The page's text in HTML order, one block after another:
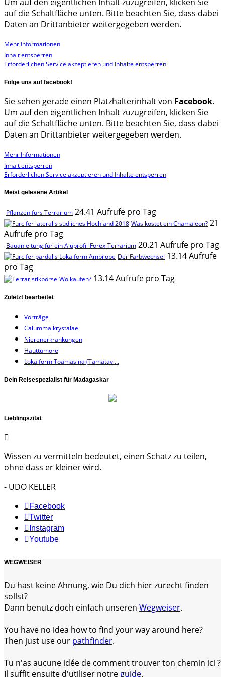
auf die Schaltfläche unten. Bitte beachten Sie, dass dabei
Daten an Drittanbieter weitergegeben werden.
Mehr Informationen
Inhalt entsperren
Erforderlichen Service akzeptieren und Inhalte entsperren
Folge uns auf facebook!
Sie sehen gerade einen Platzhalterinhalt von Facebook.
Um auf den eigentlichen Inhalt zuzugreifen, klicken Sie
auf die Schaltfläche unten. Bitte beachten Sie, dass dabei
Daten an Drittanbieter weitergegeben werden.
Mehr Informationen
Inhalt entsperren
Erforderlichen Service akzeptieren und Inhalte entsperren
Meist gelesene Artikel
Pflanzen fürs Terrarium 24.41 Aufrufe pro Tag
Was kostet ein Chamäleon? 21
Aufrufe pro Tag
Bauanleitung für ein Aluprofil-Forex-Terrarium 20.21 Aufrufe pro Tag
Der Farbwechsel 13.14 Aufrufe
pro Tag
Wo kaufen? 13.14 Aufrufe pro Tag
Zuletzt bearbeitet
Vorträge
Calumma krystalae
Nierenerkrankungen
Hauttumore
Lokalform Toamasina (Tamatav ...
Dein Reisespezialist für Madagaskar
Lieblingszitat
Wissen zu vermitteln bedeutet, einen Schatz zu teilen,
ohne dass er kleiner wird.
- UDO KELLER
Facebook
Twitter
Instagram
Youtube
WEGWEISER
Du hast keine Ahnung, wie Du dich hier zurecht finden
sollst?
Dann benutz doch einfach unseren Wegweiser.
You have no idea how to find your way around here?
Then just use our pathfinder.
Tu n'as aucune idée de comment trouver ton chemin ici ?
Il suffit ensuite d'utiliser notre guide.